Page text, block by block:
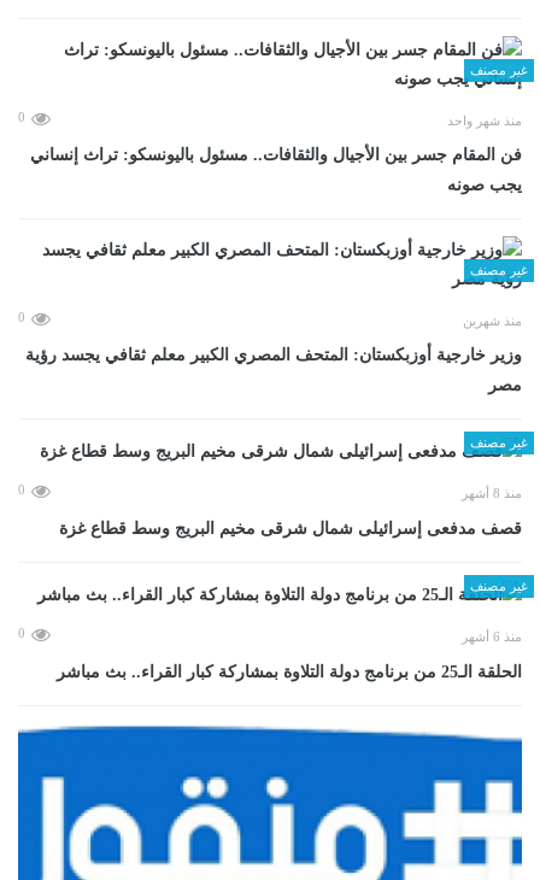
غير مصنف
منذ شهر واحد 0
فن المقام جسر بين الأجيال والثقافات.. مسئول باليونسكو: تراث إنساني
يجب صونه
غير مصنف
منذ شهرين 0
وزير خارجية أوزبكستان: المتحف المصري الكبير معلم ثقافي يجسد رؤية
مصر
غير مصنف
منذ 8 أشهر 0
قصف مدفعى إسرائيلى شمال شرقى مخيم البريج وسط قطاع غزة
غير مصنف
منذ 6 أشهر 0
الحلقة الـ25 من برنامج دولة التلاوة بمشاركة كبار القراء.. بث مباشر